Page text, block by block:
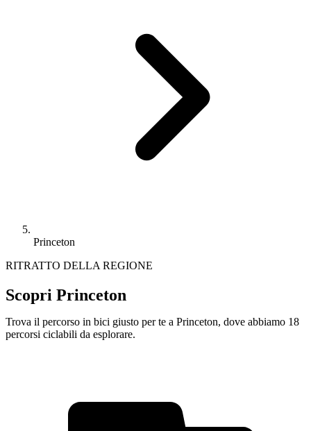
Princeton
RITRATTO DELLA REGIONE
Scopri Princeton
Trova il percorso in bici giusto per te a Princeton, dove abbiamo 18
percorsi ciclabili da esplorare.